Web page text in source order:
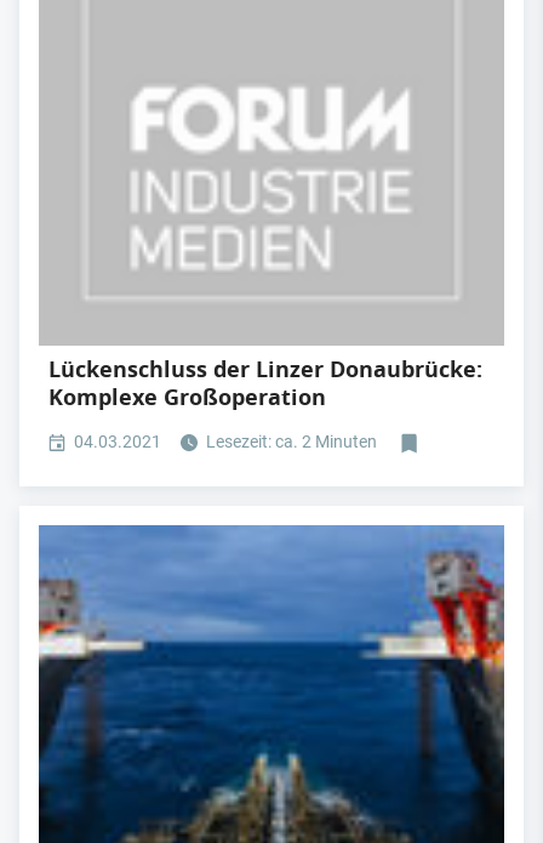
Lückenschluss der Linzer Donaubrücke:
Komplexe Großoperation
04.03.2021 Lesezeit: ca. 2 Minuten